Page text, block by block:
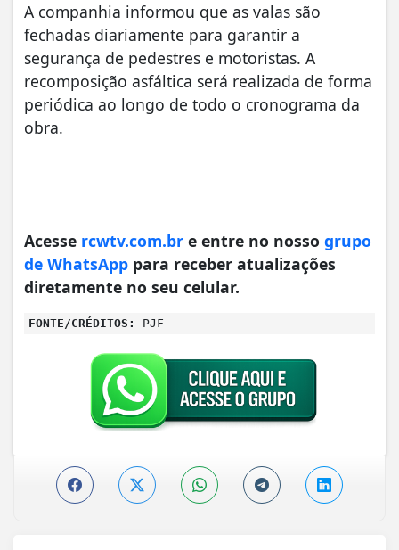
​A companhia informou que as valas são
fechadas diariamente para garantir a
segurança de pedestres e motoristas. A
recomposição asfáltica será realizada de forma
periódica ao longo de todo o cronograma da
obra.
Acesse rcwtv.com.br e entre no nosso grupo
de WhatsApp para receber atualizações
diretamente no seu celular.
FONTE/CRÉDITOS: PJF